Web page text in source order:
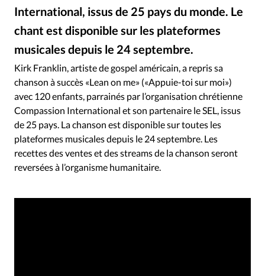
Eglises
Histoire Laicité
Liberté religieuse
Mission
Monde People Politique
Religions
Société
International, issus de 25 pays du monde. Le
chant est disponible sur les plateformes
musicales depuis le 24 septembre.
©Kirk Franklin/YouTube - Chant "Lean on me"
Kirk Franklin, artiste de gospel américain, a repris sa
chanson à succès «Lean on me» («Appuie-toi sur moi»)
avec 120 enfants, parrainés par l’organisation chrétienne
Compassion International et son partenaire le SEL, issus
de 25 pays. La chanson est disponible sur toutes les
plateformes musicales depuis le 24 septembre. Les
recettes des ventes et des streams de la chanson seront
reversées à l’organisme humanitaire.